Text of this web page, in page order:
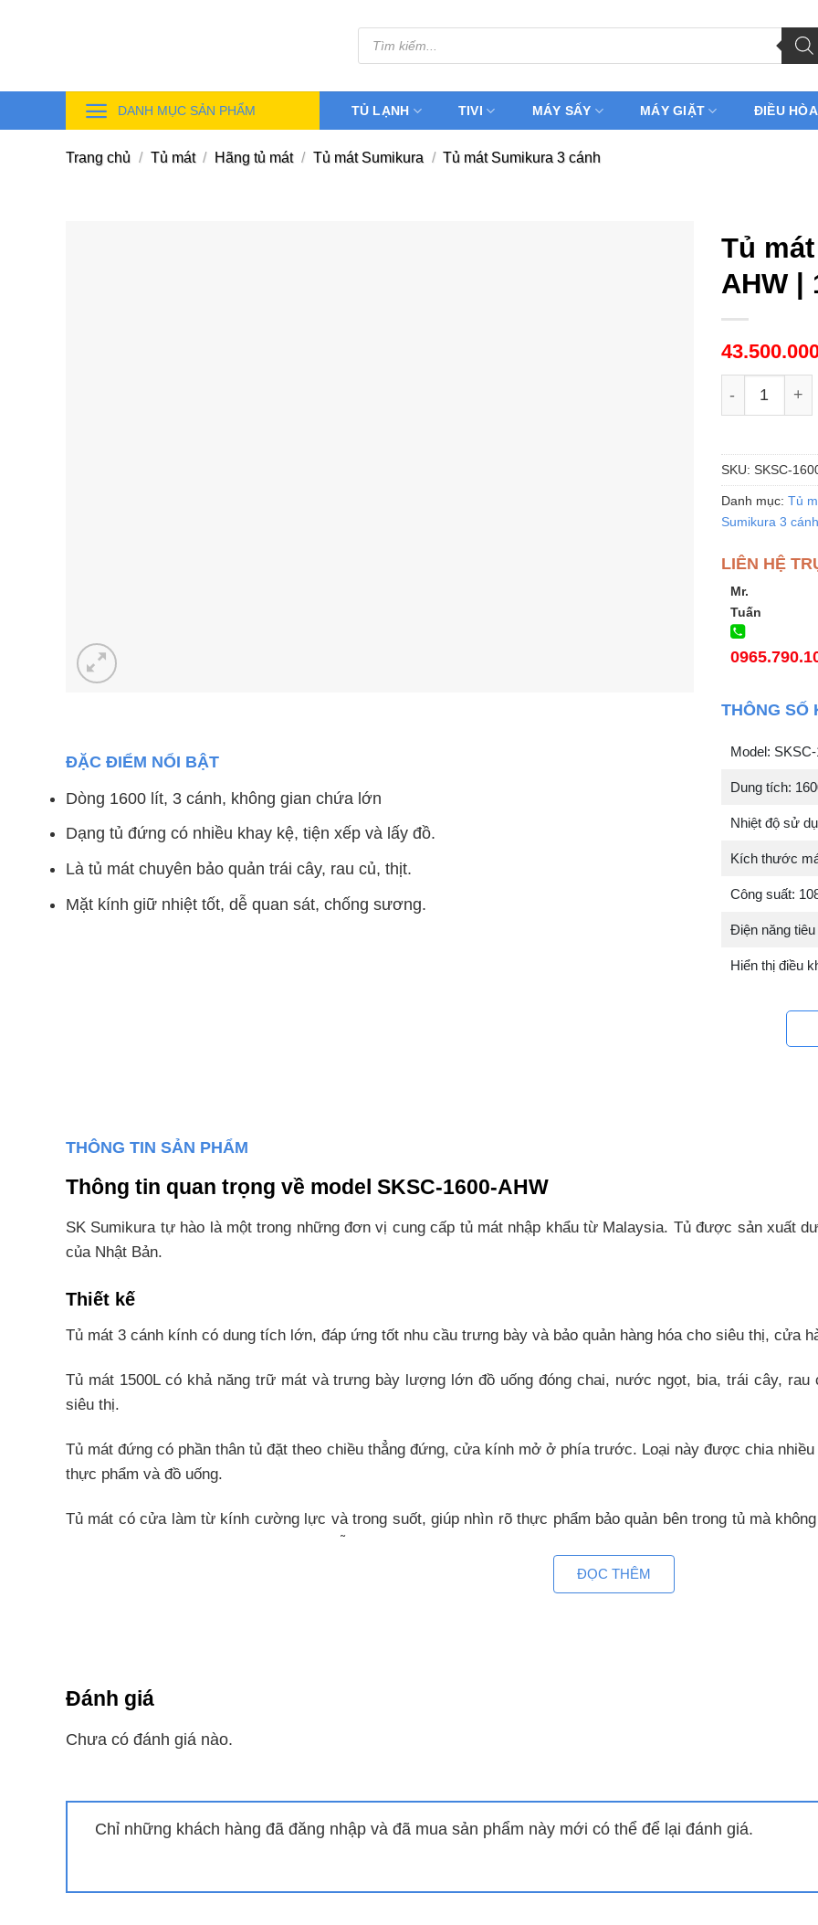
Tìm
kiếm
sản
DANH MỤC SẢN PHẨM TỦ LẠNH TIVI MÁY SẤY MÁY GIẶT ĐIỀU HÒA
Trang chủ / Tủ mát / Hãng tủ mát / Tủ mát Sumikura / Tủ mát Sumikura 3 cánh
ĐẶC ĐIỂM NỔI BẬT
Dòng 1600 lít, 3 cánh, không gian chứa lớn
Dạng tủ đứng có nhiều khay kệ, tiện xếp và lấy đồ.
Là tủ mát chuyên bảo quản trái cây, rau củ, thịt.
Mặt kính giữ nhiệt tốt, dễ quan sát, chống sương.
Tủ
AHW |
Tủ mát
SKU: SKSC-
Danh mục: Tủ
Sumikura 3 cánh
LIÊN HỆ
Mr.
Tuấn
THÔNG SỐ
Model:
Dung tích:
Nhiệt độ sử
Kích thước
Công suất:
Điện năng
Hiển thị điều
THÔNG TIN SẢN PHẨM
Thông tin quan trọng về model SKSC-1600-AHW
SK Sumikura tự hào là một trong những đơn vị cung cấp tủ mát nhập khẩu từ Malaysia. Tủ được sản xuất
của Nhật Bản.
Thiết kế
Tủ mát 3 cánh kính có dung tích lớn, đáp ứng tốt nhu cầu trưng bày và bảo quản hàng hóa cho siêu thị, cửa
Tủ mát 1500L có khả năng trữ mát và trưng bày lượng lớn đồ uống đóng chai, nước ngọt, bia, trái cây, rau
siêu thị.
Tủ mát đứng có phần thân tủ đặt theo chiều thẳng đứng, cửa kính mở ở phía trước. Loại này được chia
thực phẩm và đồ uống.
Tủ mát có cửa làm từ kính cường lực và trong suốt, giúp nhìn rõ thực phẩm bảo quản bên trong tủ mà
Tủ mát siêu thị kích thước rất lớn, được chia nhiều tầng để tiện bày biện đồ uống và rau củ trái cây bên trong.
Cửa kính tủ được phủ một lớp cách nhiệt cao cấp, đảm bảo nhiệt độ bên trong tủ luôn ổn định và giảm lượng
Nhiều khay kệ bằng kim loại chắc chắn, có khả năng chịu lực cao, có thể dễ dàng tháo gỡ linh hoạt. Từ đó,
Hệ thống đèn LED chiếu sáng toàn bộ các góc khuất, tăng tối đa hiệu quả trưng bày mà vẫn giữ được
ĐỌC THÊM
Đánh giá
Chưa có đánh giá nào.
Chỉ những khách hàng đã đăng nhập và đã mua sản phẩm này mới có thể để lại đánh giá.